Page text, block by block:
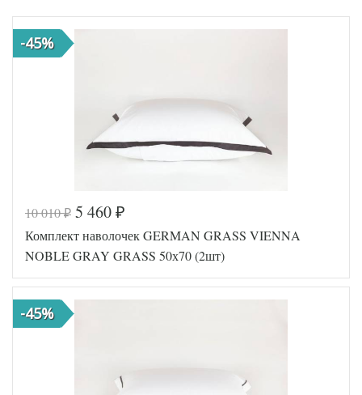
-45%
10 010₽ 5 460 ₽
Комплект наволочек GERMAN GRASS VIENNA
NOBLE GRAY GRASS 50х70 (2шт)
-45%